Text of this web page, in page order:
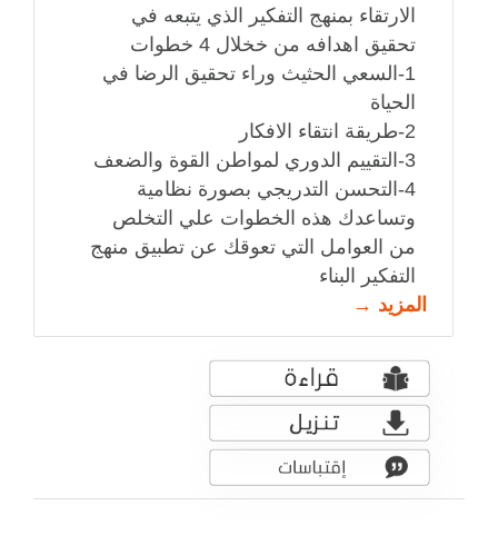
الارتقاء بمنهج التفكير الذي يتبعه في
تحقيق اهدافه من خخلال 4 خطوات
1-السعي الحثيث وراء تحقيق الرضا في
الحياة
2-طريقة انتقاء الافكار
3-التقييم الدوري لمواطن القوة والضعف
4-التحسن التدريجي بصورة نظامية
وتساعدك هذه الخطوات علي التخلص
من العوامل التي تعوقك عن تطبيق منهج
التفكير البناء
المزيد →